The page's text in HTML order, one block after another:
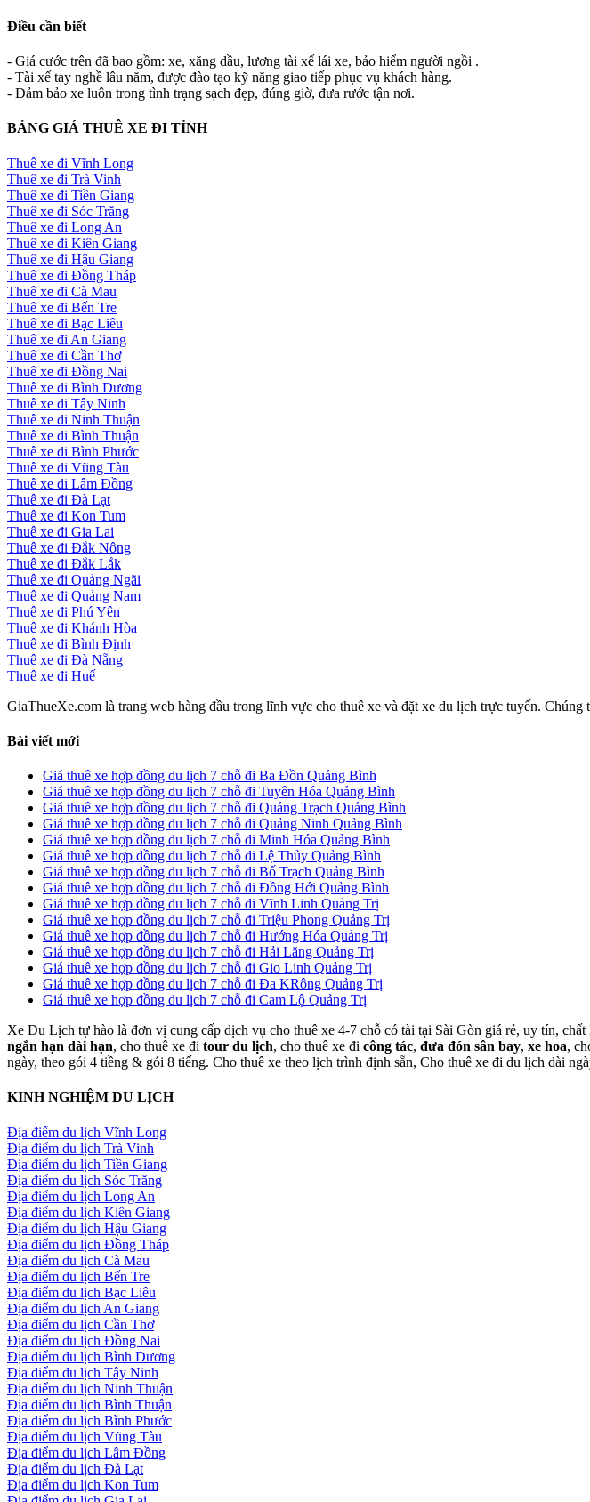
Điều cần biết
- Giá cước trên đã bao gồm: xe, xăng dầu, lương tài xế lái xe, bảo hiểm người ngồi .
- Tài xế tay nghề lâu năm, được đào tạo kỹ năng giao tiếp phục vụ khách hàng.
- Đảm bảo xe luôn trong tình trạng sạch đẹp, đúng giờ, đưa rước tận nơi.
BẢNG GIÁ THUÊ XE ĐI TỈNH
Thuê xe đi Vĩnh Long
Thuê xe đi Trà Vinh
Thuê xe đi Tiền Giang
Thuê xe đi Sóc Trăng
Thuê xe đi Long An
Thuê xe đi Kiên Giang
Thuê xe đi Hậu Giang
Thuê xe đi Đồng Tháp
Thuê xe đi Cà Mau
Thuê xe đi Bến Tre
Thuê xe đi Bạc Liêu
Thuê xe đi An Giang
Thuê xe đi Cần Thơ
Thuê xe đi Đồng Nai
Thuê xe đi Bình Dương
Thuê xe đi Tây Ninh
Thuê xe đi Ninh Thuận
Thuê xe đi Bình Thuận
Thuê xe đi Bình Phước
Thuê xe đi Vũng Tàu
Thuê xe đi Lâm Đồng
Thuê xe đi Đà Lạt
Thuê xe đi Kon Tum
Thuê xe đi Gia Lai
Thuê xe đi Đắk Nông
Thuê xe đi Đắk Lắk
Thuê xe đi Quảng Ngãi
Thuê xe đi Quảng Nam
Thuê xe đi Phú Yên
Thuê xe đi Khánh Hòa
Thuê xe đi Bình Định
Thuê xe đi Đà Nẵng
Thuê xe đi Huế
GiaThueXe.com là trang web hàng đầu trong lĩnh vực cho thuê xe và đặt xe du lịch trực tuyến.
Bài viết mới
Giá thuê xe hợp đồng du lịch 7 chỗ đi Ba Đồn Quảng Bình
Giá thuê xe hợp đồng du lịch 7 chỗ đi Tuyên Hóa Quảng Bình
Giá thuê xe hợp đồng du lịch 7 chỗ đi Quảng Trạch Quảng Bình
Giá thuê xe hợp đồng du lịch 7 chỗ đi Quảng Ninh Quảng Bình
Giá thuê xe hợp đồng du lịch 7 chỗ đi Minh Hóa Quảng Bình
Giá thuê xe hợp đồng du lịch 7 chỗ đi Lệ Thủy Quảng Bình
Giá thuê xe hợp đồng du lịch 7 chỗ đi Bố Trạch Quảng Bình
Giá thuê xe hợp đồng du lịch 7 chỗ đi Đồng Hới Quảng Bình
Giá thuê xe hợp đồng du lịch 7 chỗ đi Vĩnh Linh Quảng Trị
Giá thuê xe hợp đồng du lịch 7 chỗ đi Triệu Phong Quảng Trị
Giá thuê xe hợp đồng du lịch 7 chỗ đi Hướng Hóa Quảng Trị
Giá thuê xe hợp đồng du lịch 7 chỗ đi Hải Lăng Quảng Trị
Giá thuê xe hợp đồng du lịch 7 chỗ đi Gio Linh Quảng Trị
Giá thuê xe hợp đồng du lịch 7 chỗ đi Đa KRông Quảng Trị
Giá thuê xe hợp đồng du lịch 7 chỗ đi Cam Lộ Quảng Trị
Xe Du Lịch tự hào là đơn vị cung cấp dịch vụ cho thuê xe 4-7 chỗ có tài tại Sài Gòn giá rẻ, uy tín,
ngắn hạn dài hạn, cho thuê xe đi tour du lịch, cho thuê xe đi công tác, đưa đón sân bay, xe hoa,
ngày, theo gói 4 tiềng & gói 8 tiếng. Cho thuê xe theo lịch trình định sẵn, Cho thuê xe đi du lịch dài
KINH NGHIỆM DU LỊCH
Địa điểm du lịch Vĩnh Long
Địa điểm du lịch Trà Vinh
Địa điểm du lịch Tiền Giang
Địa điểm du lịch Sóc Trăng
Địa điểm du lịch Long An
Địa điểm du lịch Kiên Giang
Địa điểm du lịch Hậu Giang
Địa điểm du lịch Đồng Tháp
Địa điểm du lịch Cà Mau
Địa điểm du lịch Bến Tre
Địa điểm du lịch Bạc Liêu
Địa điểm du lịch An Giang
Địa điểm du lịch Cần Thơ
Địa điểm du lịch Đồng Nai
Địa điểm du lịch Bình Dương
Địa điểm du lịch Tây Ninh
Địa điểm du lịch Ninh Thuận
Địa điểm du lịch Bình Thuận
Địa điểm du lịch Bình Phước
Địa điểm du lịch Vũng Tàu
Địa điểm du lịch Lâm Đồng
Địa điểm du lịch Đà Lạt
Địa điểm du lịch Kon Tum